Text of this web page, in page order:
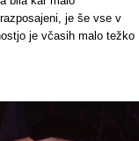
je še vse v
je včasih malo težko